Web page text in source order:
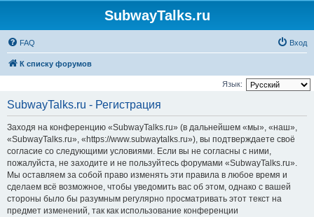
SubwayTalks.ru
FAQ Вход
К списку форумов
Язык:
SubwayTalks.ru - Регистрация
Заходя на конференцию «SubwayTalks.ru» (в дальнейшем «мы», «наш»,
«SubwayTalks.ru», «https://www.subwaytalks.ru»), вы подтверждаете своё
согласие со следующими условиями. Если вы не согласны с ними,
пожалуйста, не заходите и не пользуйтесь форумами «SubwayTalks.ru».
Мы оставляем за собой право изменять эти правила в любое время и
сделаем всё возможное, чтобы уведомить вас об этом, однако с вашей
стороны было бы разумным регулярно просматривать этот текст на
предмет изменений, так как использование конференции